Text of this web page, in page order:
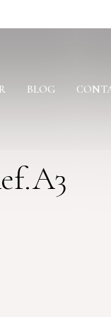
BLOG